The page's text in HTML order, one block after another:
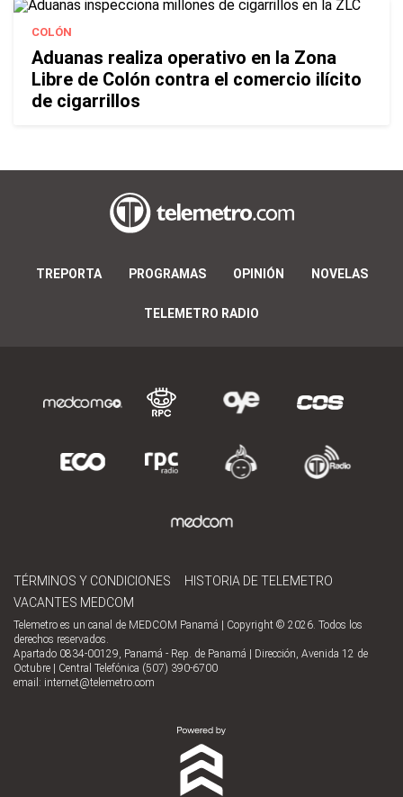
COLÓN
Aduanas realiza operativo en la Zona
Libre de Colón contra el comercio ilícito
de cigarrillos
TREPORTA PROGRAMAS OPINIÓN NOVELAS
TELEMETRO RADIO
TÉRMINOS Y CONDICIONES
HISTORIA DE TELEMETRO
VACANTES MEDCOM
Telemetro es un canal de MEDCOM Panamá | Copyright © 2026. Todos los
derechos reservados.
Apartado 0834-00129, Panamá - Rep. de Panamá | Dirección, Avenida 12 de
Octubre | Central Telefónica (507) 390-6700
email: internet@telemetro.com